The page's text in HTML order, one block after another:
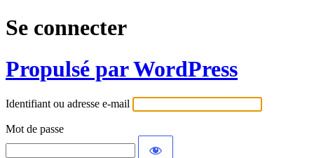
Se connecter
Propulsé par WordPress
Identifiant ou adresse e-mail
Mot de passe